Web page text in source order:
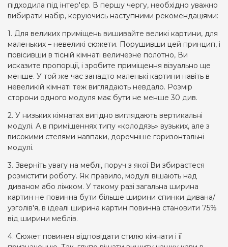
підходила під інтер'єр. В першу чергу, необхідно уважно
вибирати набір, керуючись наступними рекомендаціями:
1. Для великих приміщень вишивайте великі картини, для
маленьких – невеликі сюжети. Порушивши цей принцип, і
повісивши в тісній кімнаті величезне полотно, Ви
исказите пропорції, і зробите приміщення візуально ще
менше. У той же час занадто маленькі картини навіть в
невеликій кімнаті теж виглядають невдало. Розмір
сторони одного модуля має бути не менше 30 див.
2. У низьких кімнатах вигідно виглядають вертикальні
модулі. А в приміщеннях типу «колодязь» вузьких, але з
високими стелями навпаки, доречніше горизонтальні
модулі.
3. Зверніть увагу на меблі, поруч з якої Ви збираєтеся
розмістити роботу. Як правило, модулі вішають над
диваном або ліжком. У такому разі загальна ширина
картин не повинна бути більше ширини спинки дивана/
узголів'я, в ідеалі ширина картин повинна становити 75%
від ширини меблів.
4. Сюжет повинен відповідати стилю кімнати і її